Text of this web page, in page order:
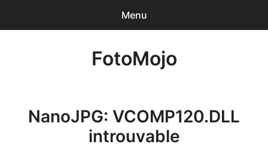
Menu
FotoMojo
NanoJPG: VCOMP120.DLL
introuvable